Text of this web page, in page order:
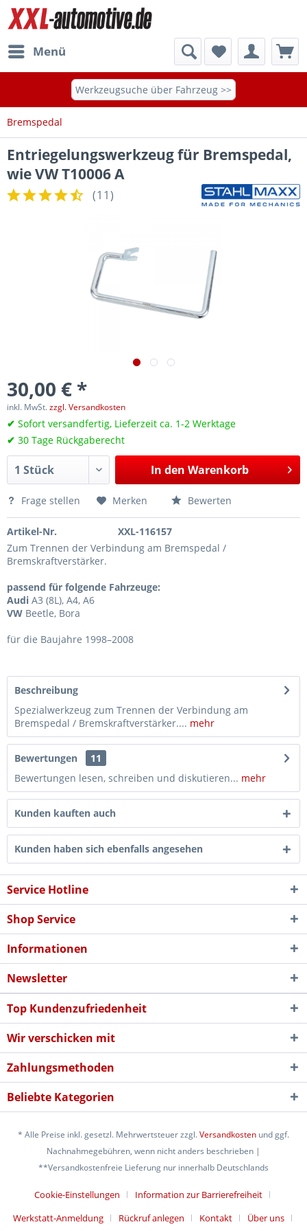
Menü
Werkzeugsuche über Fahrzeug >>
Bremspedal
Entriegelungswerkzeug für Bremspedal,
wie VW T10006 A
(11)
30,00 € *
inkl. MwSt.zzgl. Versandkosten
✔ Sofort versandfertig, Lieferzeit ca. 1-2 Werktage
✔ 30 Tage Rückgaberecht
In den Warenkorb
Frage stellen Merken Bewerten
Artikel-Nr.
XXL-116157
Zum Trennen der Verbindung am Bremspedal /
Bremskraftverstärker.
passend für folgende Fahrzeuge:
Audi A3 (8L), A4, A6
VW Beetle, Bora
für die Baujahre 1998–2008
Beschreibung
Spezialwerkzeug zum Trennen der Verbindung am
Bremspedal / Bremskraftverstärker.... mehr
Bewertungen
11
Bewertungen lesen, schreiben und diskutieren... mehr
Kunden kauften auch
Kunden haben sich ebenfalls angesehen
Service Hotline
Shop Service
Informationen
Newsletter
Top Kundenzufriedenheit
Wir verschicken mit
Zahlungsmethoden
Beliebte Kategorien
* Alle Preise inkl. gesetzl. Mehrwertsteuer zzgl.Versandkosten und ggf.
Nachnahmegebühren, wenn nicht anders beschrieben |
**Versandkostenfreie Lieferung nur innerhalb Deutschlands
Cookie-Einstellungen
Information zur Barrierefreiheit
Werkstatt-Anmeldung
Rückruf anlegen Kontakt Über uns